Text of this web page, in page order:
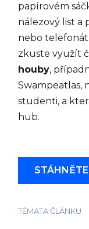
TÉMATA ČLÁNKU
papírovém
nálezový list a
nebo
zkuste využít
houby,
Swampeatlas,
studenti, a
hub.